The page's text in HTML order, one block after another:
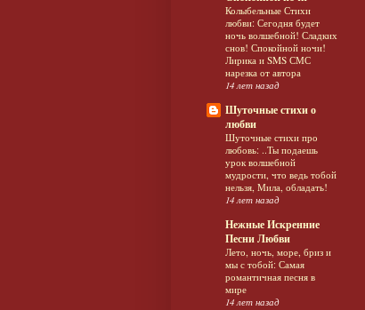
Колыбельные Стихи
любви: Сегодня будет
ночь волшебной! Сладких
снов! Спокойной ночи!
Лирика и SMS СМС
нарезка от автора
14 лет назад
Шуточные стихи о
любви
Шуточные стихи про
любовь: ..Ты подаешь
урок волшебной
мудрости, что ведь тобой
нельзя, Мила, обладать!
14 лет назад
Нежные Искренние
Песни Любви
Лето, ночь, море, бриз и
мы с тобой: Самая
романтичная песня в
мире
14 лет назад